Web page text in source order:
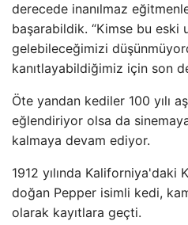
derecede inanılmaz
başarabildik. “Kimse bu eski
gelebileceğimizi
kanıtlayabildiğimiz için son
Öte yandan kediler 100 yılı
eğlendiriyor olsa da sinemaya
kalmaya devam ediyor.
1912 yılında Kaliforniya'daki
doğan Pepper isimli kedi,
olarak kayıtlara geçti.